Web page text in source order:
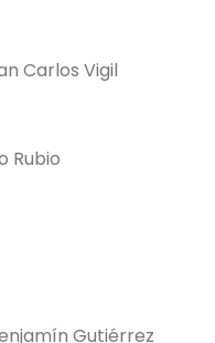
Carlos Vigil
Rubio
Gutiérrez